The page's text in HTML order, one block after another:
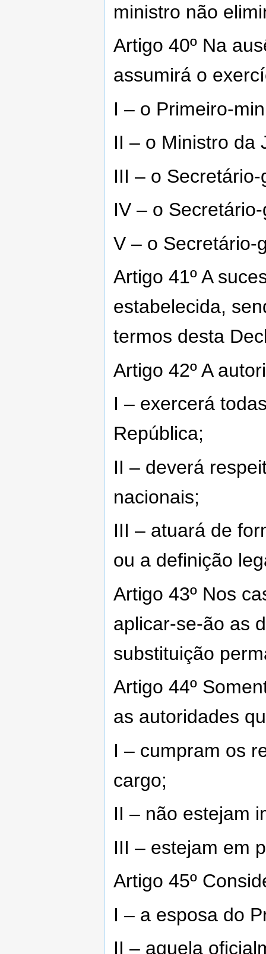
ministro não
Artigo 40º Na
assumirá o
I – o Primeiro-
II – o Ministro da
III – o
IV – o
V – o Secretário-
Artigo 41º A
estabelecida,
termos desta
Artigo 42º A
I – exercerá
República;
II – deverá
nacionais;
III – atuará de
ou a definição
Artigo 43º Nos
aplicar-se-ão as
substituição
Artigo 44º
as autoridades
I – cumpram os
cargo;
II – não estejam
III – estejam em
Artigo 45º
I – a esposa do
II – aquela